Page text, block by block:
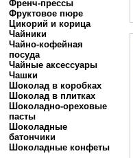
Френч-прессы
Фруктовое пюре
Цикорий и корица
Чайники
Чайно-кофейная
посуда
Чайные аксессуары
Чашки
Шоколад в коробках
Шоколад в плитках
Шоколадно-ореховые
пасты
Шоколадные
батончики
Шоколадные конфеты